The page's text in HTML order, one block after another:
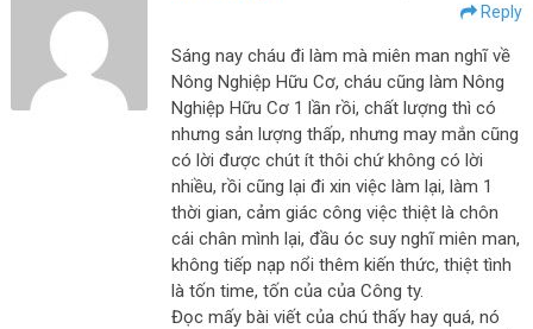
Reply
Sáng nay cháu đi làm mà miên man nghĩ về
Nông Nghiệp Hữu Cơ, cháu cũng làm Nông
Nghiệp Hữu Cơ 1 lần rồi, chất lượng thì có
nhưng sản lượng thấp, nhưng may mắn cũng
có lời được chút ít thôi chứ không có lời
nhiều, rồi cũng lại đi xin việc làm lại, làm 1
thời gian, cảm giác công việc thiệt là chôn
cái chân mình lại, đầu óc suy nghĩ miên man,
không tiếp nạp nổi thêm kiến thức, thiệt tình
là tốn time, tốn của của Công ty.
Đọc mấy bài viết của chú thấy hay quá, nó